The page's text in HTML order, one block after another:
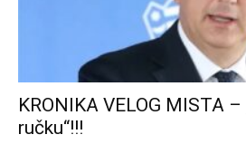
KRONIKA VELOG MISTA –
ručku“!!!